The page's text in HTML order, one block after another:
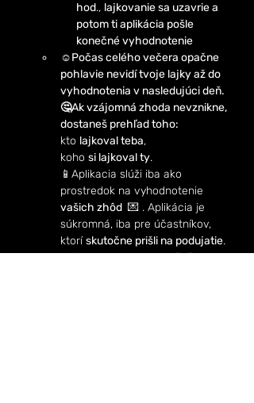
hod., lajkovanie sa uzavrie a
potom ti aplikácia pošle
konečné vyhodnotenie
☺️Počas celého večera opačne
pohlavie nevidí tvoje lajky až do
vyhodnotenia v nasledujúci deň.
🤔Ak vzájomná zhoda nevznikne,
dostaneš prehľad toho:
kto lajkoval teba,
koho si lajkoval ty.
📱Aplikacia slúži iba ako
prostredok na vyhodnotenie
vašich zhôd 💌 . Aplikácia je
súkromná, iba pre účastníkov,
ktorí skutočne prišli na podujatie.
Nášho podujatia sa možeš